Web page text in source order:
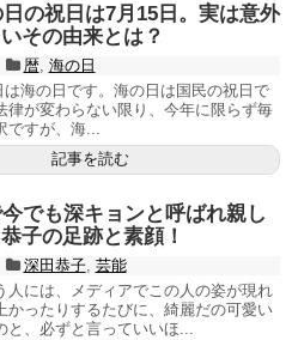
の祝日は7月15日。実は意外
その由来とは？
暦, 海の日
は海の日です。海の日は国民の祝日で
律が変わらない限り、今年に限らず毎
すが、海...
記事を読む
でも深キョンと呼ばれ親し
子の足跡と素顔！
深田恭子, 芸能
人には、メディアでこの人の姿が現れ
かったりするたびに、綺麗だの可愛い
と、必ずと言っていいほ...